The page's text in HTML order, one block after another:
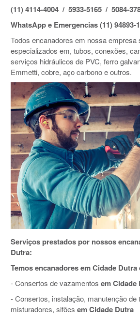
(11) 4114-4004 / 5933-5165 / 5084-
WhatsApp e Emergencias (11) 94893-
Todos encanadores em nossa empresa
especializados em, tubos, conexões,
serviços hidráulicos de PVC, ferro
Emmetti, cobre, aço carbono e outros.
Serviços prestados por nossos
Dutra:
Temos encanadores em Cidade
- Consertos de vazamentos em Cidade
- Consertos, instalação, manutenção de
misturadores, sifões em Cidade Dutra